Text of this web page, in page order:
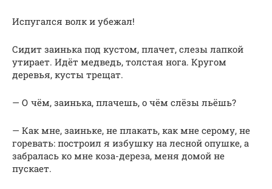
Испугался волк и убежал!
Сидит заинька под кустом, плачет, слезы лапкой
утирает. Идёт медведь, толстая нога. Кругом
деревья, кусты трещат.
— О чём, заинька, плачешь, о чём слёзы льёшь?
— Как мне, заиньке, не плакать, как мне серому, не
горевать: построил я избушку на лесной опушке, а
забралась ко мне коза-дереза, меня домой не
пускает.